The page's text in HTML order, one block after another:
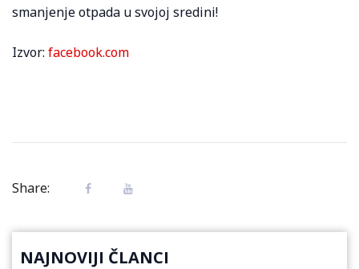
smanjenje otpada u svojoj sredini!
Izvor: facebook.com
Share:
NAJNOVIJI ČLANCI